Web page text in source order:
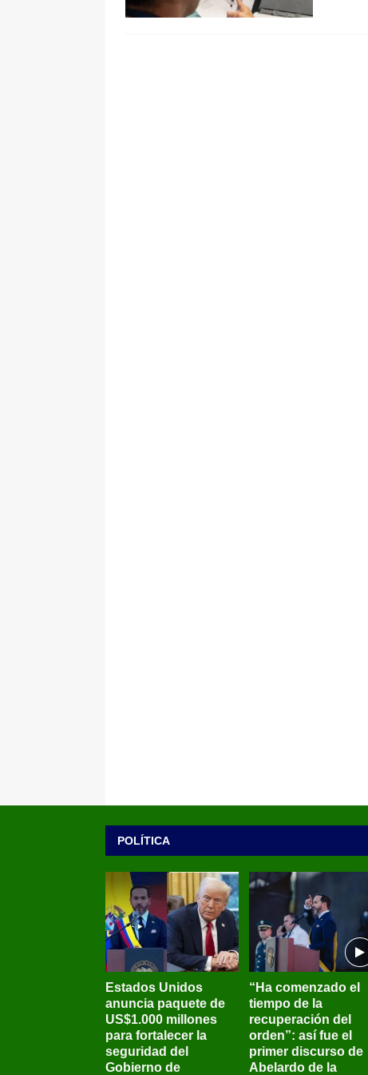
[ 6 de agosto de 2026 ] Pacto
POLÍTICA
Estados Unidos
anuncia paquete de
US$1.000 millones
para fortalecer la
seguridad del
Gobierno de
“Ha comenzado el
tiempo de la
recuperación del
orden”: así fue el
primer discurso de
Abelardo de la